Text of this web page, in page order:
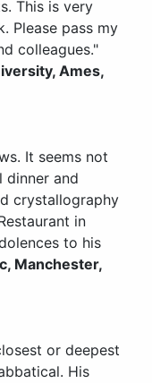
This is very
Please pass my
colleagues."
Ames,
It seems not
dinner and
crystallography
in
to his
Manchester,
or deepest
His